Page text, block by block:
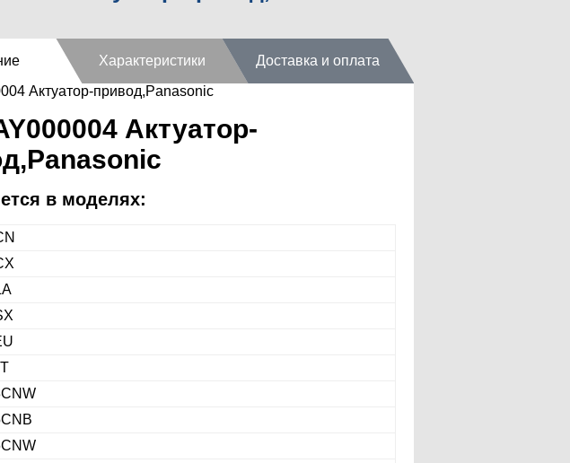
Характеристики
Доставка и оплата
Актуатор-привод,Panasonic
Актуатор-
в моделях: